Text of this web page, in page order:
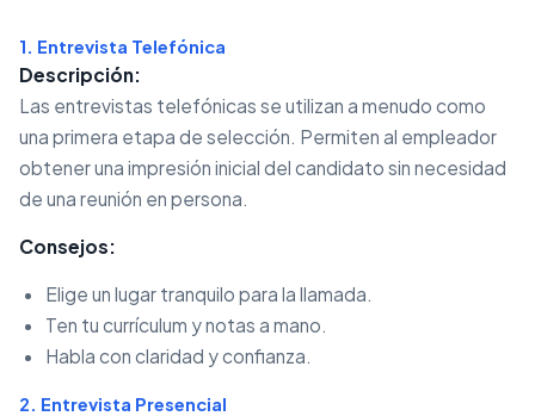
1. Entrevista Telefónica
Descripción:
Las entrevistas telefónicas se utilizan a menudo como
una primera etapa de selección. Permiten al empleador
obtener una impresión inicial del candidato sin necesidad
de una reunión en persona.
Consejos:
Elige un lugar tranquilo para la llamada.
Ten tu currículum y notas a mano.
Habla con claridad y confianza.
2. Entrevista Presencial